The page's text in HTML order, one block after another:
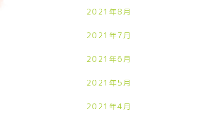
2021年8月
2021年7月
2021年6月
2021年5月
2021年4月